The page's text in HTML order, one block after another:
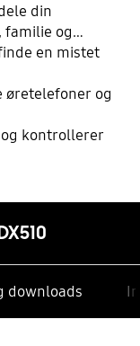
din
familie og
en mistet
øretelefoner og
og kontrollerer
downloads